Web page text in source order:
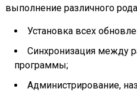
выполнение различного рода
Установка всех
Синхронизация между
программы;
Администрирование,